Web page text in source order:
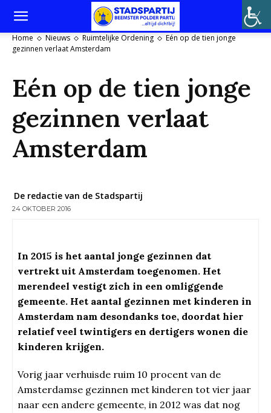
Home Nieuws Ruimtelijke Ordening
Eén op de tien jonge
gezinnen verlaat Amsterdam
Eén op de tien jonge
gezinnen verlaat
Amsterdam
De redactie van de Stadspartij
24 OKTOBER 2016
In 2015 is het aantal jonge gezinnen dat
vertrekt uit Amsterdam toegenomen. Het
merendeel vestigt zich in een omliggende
gemeente. Het aantal gezinnen met kinderen in
Amsterdam nam desondanks toe, doordat hier
relatief veel twintigers en dertigers wonen die
kinderen krijgen.
Vorig jaar verhuisde ruim 10 procent van de
Amsterdamse gezinnen met kinderen tot vier jaar
naar een andere gemeente, in 2012 was dat nog